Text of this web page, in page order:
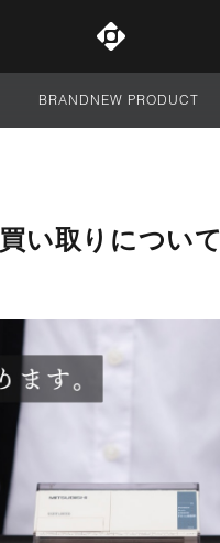
BRANDNEW PRODUCT
買い取りについて